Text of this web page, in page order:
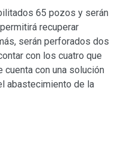
65 pozos y serán
recuperar
serán perforados dos
con los cuatro que
cuenta con una solución
abastecimiento de la